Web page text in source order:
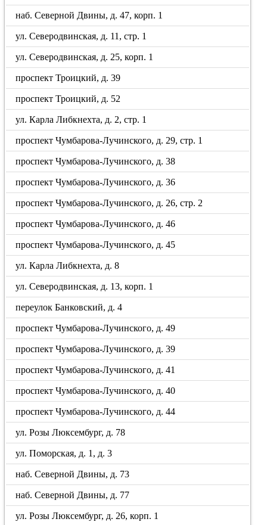
наб. Северной Двины, д. 47, корп. 1
ул. Северодвинская, д. 11, стр. 1
ул. Северодвинская, д. 25, корп. 1
проспект Троицкий, д. 39
проспект Троицкий, д. 52
ул. Карла Либкнехта, д. 2, стр. 1
проспект Чумбарова-Лучинского, д. 29, стр. 1
проспект Чумбарова-Лучинского, д. 38
проспект Чумбарова-Лучинского, д. 36
проспект Чумбарова-Лучинского, д. 26, стр. 2
проспект Чумбарова-Лучинского, д. 46
проспект Чумбарова-Лучинского, д. 45
ул. Карла Либкнехта, д. 8
ул. Северодвинская, д. 13, корп. 1
переулок Банковский, д. 4
проспект Чумбарова-Лучинского, д. 49
проспект Чумбарова-Лучинского, д. 39
проспект Чумбарова-Лучинского, д. 41
проспект Чумбарова-Лучинского, д. 40
проспект Чумбарова-Лучинского, д. 44
ул. Розы Люксембург, д. 78
ул. Поморская, д. 1, д. 3
наб. Северной Двины, д. 73
наб. Северной Двины, д. 77
ул. Розы Люксембург, д. 26, корп. 1